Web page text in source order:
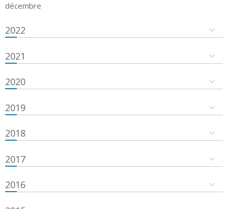
décembre
2022
2021
2020
2019
2018
2017
2016